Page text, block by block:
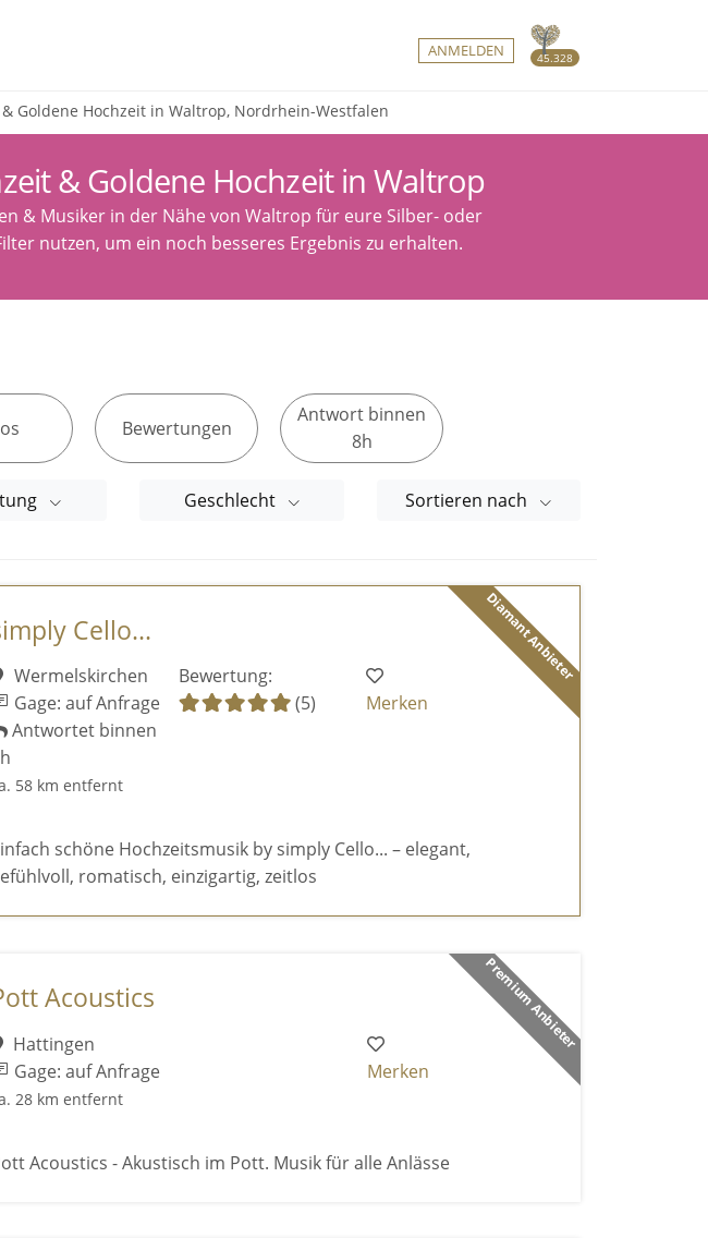
45.328
ANMELDEN
Goldene Hochzeit in Waltrop, Nordrhein-Westfalen
& Goldene Hochzeit in Waltrop
& Musiker in der Nähe von Waltrop für eure Silber- oder
nutzen, um ein noch besseres Ergebnis zu erhalten.
Bewertungen
Antwort binnen
8h
Geschlecht Sortieren nach
Diamant Anbieter
Cello...
Wermelskirchen
Gage: auf Anfrage
Antwortet binnen
58 km entfernt
Bewertung:
(5)
Merken
schöne Hochzeitsmusik by simply Cello... – elegant,
romatisch, einzigartig, zeitlos
Premium Anbieter
Acoustics
Hattingen
Gage: auf Anfrage
28 km entfernt
Merken
Acoustics - Akustisch im Pott. Musik für alle Anlässe